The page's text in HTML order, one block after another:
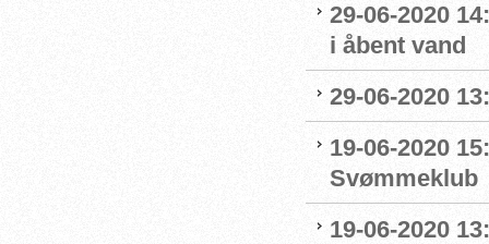
29-06-2020
i åbent vand
29-06-2020
19-06-2020
Svømmeklub
19-06-2020